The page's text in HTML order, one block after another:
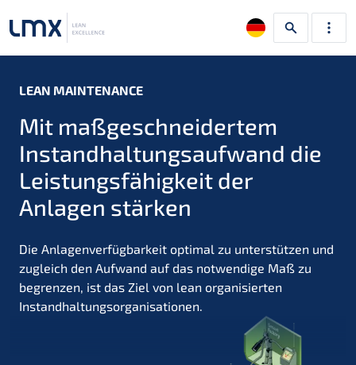
Wonach suchen Sie? Suchen
LEAN MAINTENANCE
Mit maßgeschneidertem
Instandhaltungsaufwand die
Leistungsfähigkeit der
Anlagen stärken
Die Anlagenverfügbarkeit optimal zu unterstützen und
zugleich den Aufwand auf das notwendige Maß zu
begrenzen, ist das Ziel von lean organisierten
Instandhaltungsorganisationen.